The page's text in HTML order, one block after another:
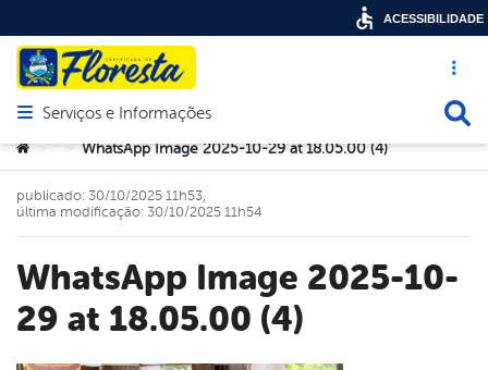
Acesso
Abrir menu principal de navegação
Serviços e Informações
Você está aqui:
> > WhatsApp Image 2025-10-29 at 18.05.00 (4)
WhatsApp Image 2025-10-
29 at 18.05.00 (4)
publicado: 30/10/2025 11h53,
última modificação: 30/10/2025 11h54
ACESSIBILIDADE